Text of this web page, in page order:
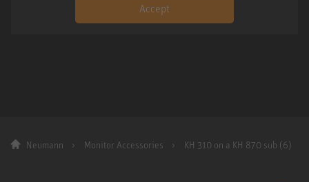
Accept
Neumann Monitor Accessories KH 310 on a KH 870 sub (6)